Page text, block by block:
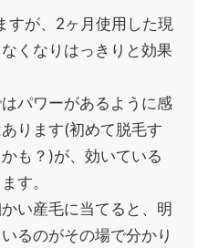
すが、2ヶ月使用した現
くなりはっきりと効果
パワーがあるように感
ります(初めて脱毛す
も？)が、効いている
す。
い産毛に当てると、明
るのがその場で分かり